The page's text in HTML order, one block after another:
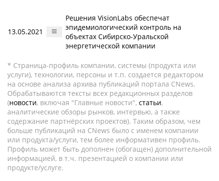
13.05.2021
Решения VisionLabs обеспечат
эпидемиологический контроль на
объектах Сибирско-Уральской
энергетической компании
* Страница-профиль компании, системы (продукта или
услуги), технологии, персоны и т.п. создается редактором
на основе анализа архива публикаций портала CNews.
Обрабатываются тексты всех редакционных разделов
(новости, включая "Главные новости", статьи,
аналитические обзоры рынков, интервью, а также
содержание партнёрских проектов). Таким образом, чем
больше публикаций на CNews было с именем компании
или продукта/услуги, тем более информативен профиль.
Профиль может быть дополнен (обогащен) дополнительной
информацией, в т.ч. презентацией о компании или
продукте/услуге.